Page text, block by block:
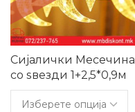
Сијалички Месечина
со ѕвезди 1+2,5*0,9м